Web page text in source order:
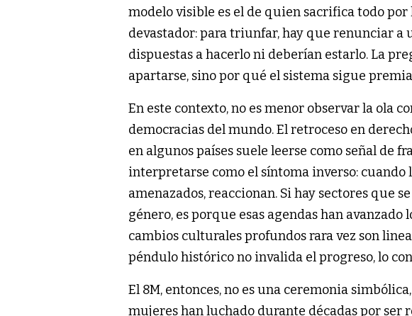
modelo visible es el de quien sacrifica todo
devastador: para triunfar, hay que renunciar a
dispuestas a hacerlo ni deberían estarlo. La
apartarse, sino por qué el sistema sigue
En este contexto, no es menor observar la ola
democracias del mundo. El retroceso en
en algunos países suele leerse como señal de
interpretarse como el síntoma inverso:
amenazados, reaccionan. Si hay sectores que
género, es porque esas agendas han
cambios culturales profundos rara vez son
péndulo histórico no invalida el progreso, lo
El 8M, entonces, no es una ceremonia
mujeres han luchado durante décadas por ser